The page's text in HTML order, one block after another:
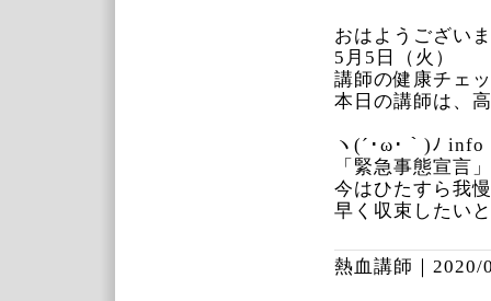
おはようござい
5月5日（火）
講師の健康チェ
本日の講師は、
ヽ(´･ω･｀)ﾉ info
「緊急事態宣言
今はひたすら我
早く収束したい
熱血講師｜ 2020/